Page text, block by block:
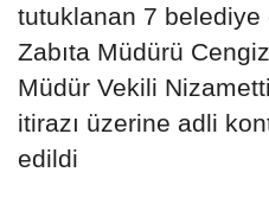
tutuklanan 7
Zabıta Müdürü
Müdür Vekili
itirazı üzerine adli
edildi